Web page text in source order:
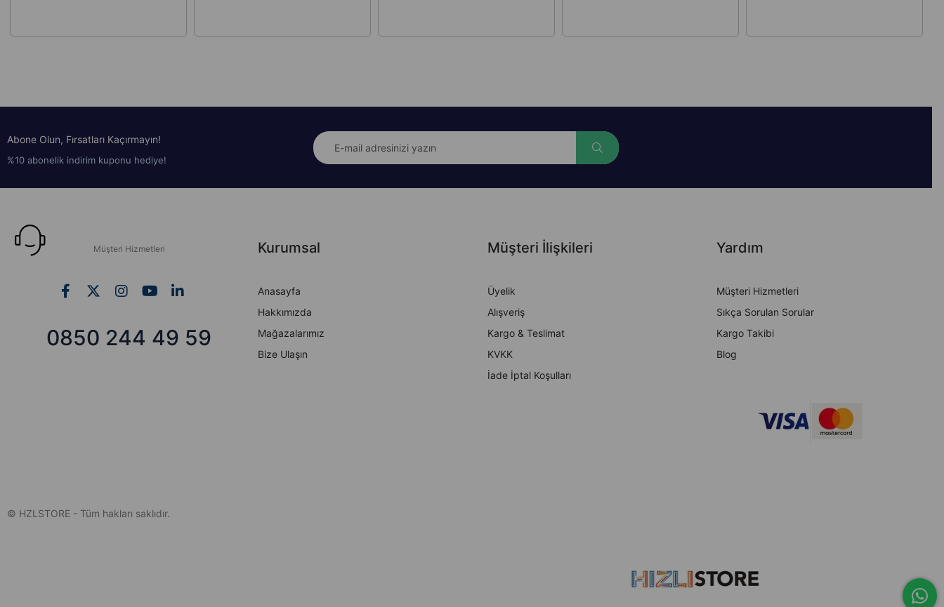
Abone Olun, Fırsatları Kaçırmayın!
%10 abonelik indirim kuponu hediye!
Müşteri Hizmetleri
0850 244 49 59
Kurumsal
Anasayfa
Hakkımızda
Mağazalarımız
Bize Ulaşın
Müşteri İlişkileri
Üyelik
Alışveriş
Kargo & Teslimat
KVKK
İade İptal Koşulları
Yardım
Müşteri Hizmetleri
Sıkça Sorulan Sorular
Kargo Takibi
Blog
© HZLSTORE - Tüm hakları saklıdır.